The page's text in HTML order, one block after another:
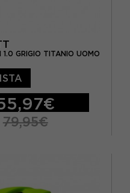
GRIGIO TITANIO UOMO
79,95€